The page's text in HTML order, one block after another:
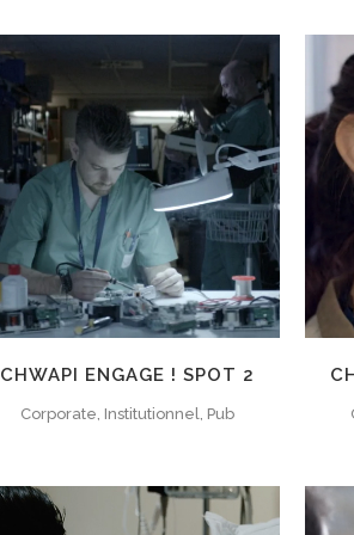
CHWAPI ENGAGE ! SPOT 2
Corporate, Institutionnel, Pub